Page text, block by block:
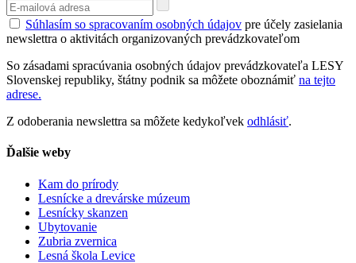
Súhlasím so spracovaním osobných údajov pre účely zasielania
newslettra o aktivitách organizovaných prevádzkovateľom
So zásadami spracúvania osobných údajov prevádzkovateľa LESY
Slovenskej republiky, štátny podnik sa môžete oboznámiť na tejto
adrese.
Z odoberania newslettra sa môžete kedykoľvek odhlásiť.
Ďalšie weby
Kam do prírody
Lesnícke a drevárske múzeum
Lesnícky skanzen
Ubytovanie
Zubria zvernica
Lesná škola Levice